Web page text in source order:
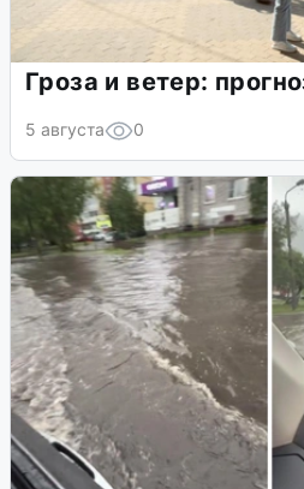
Гроза и ветер:
5 августа 0